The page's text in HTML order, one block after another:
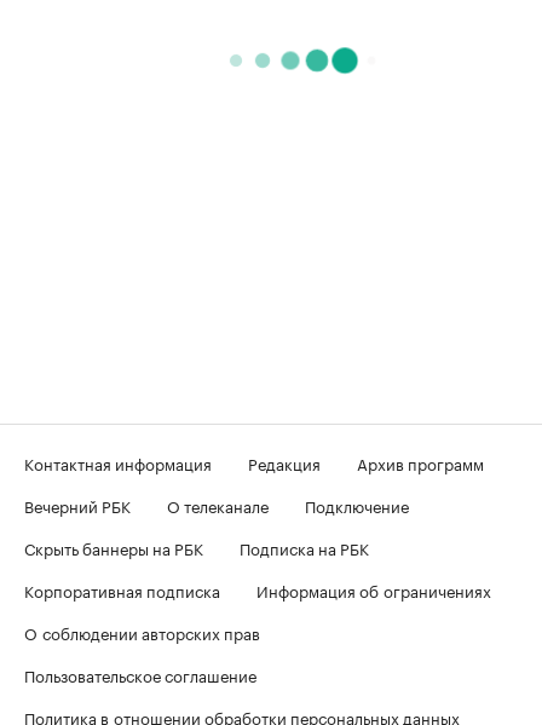
Контактная информация Редакция
Архив программ
Вечерний РБК
О телеканале
Подключение
Скрыть баннеры на РБК
Подписка на РБК
Корпоративная подписка
Информация об ограничениях
О соблюдении авторских прав
Пользовательское соглашение
Политика в отношении обработки персональных данных